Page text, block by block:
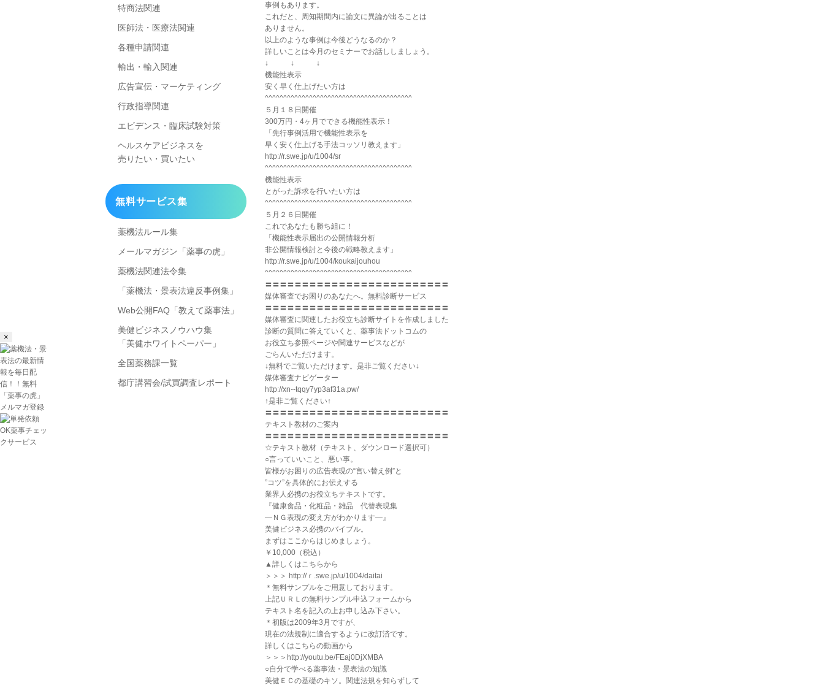
×
事例もあります。
これだと、周知期間内に論文に異論が出ることは
ありません。
以上のような事例は今後どうなるのか？
詳しいことは今月のセミナーでお話ししましょう。
↓ ↓ ↓
機能性表示
安く早く仕上げたい方は
^^^^^^^^^^^^^^^^^^^^^^^^^^^^^^^^^^^^^^^^
５月１８日開催
300万円・4ヶ月でできる機能性表示！
「先行事例活用で機能性表示を
早く安く仕上げる手法コッソリ教えます」
http://r.swe.jp/u/1004/sr
^^^^^^^^^^^^^^^^^^^^^^^^^^^^^^^^^^^^^^^^
機能性表示
とがった訴求を行いたい方は
^^^^^^^^^^^^^^^^^^^^^^^^^^^^^^^^^^^^^^^^
５月２６日開催
これであなたも勝ち組に！
「機能性表示届出の公開情報分析
非公開情報検討と今後の戦略教えます」
http://r.swe.jp/u/1004/koukaijouhou
^^^^^^^^^^^^^^^^^^^^^^^^^^^^^^^^^^^^^^^^
〓〓〓〓〓〓〓〓〓〓〓〓〓〓〓〓〓〓〓〓〓〓〓〓〓
媒体審査でお困りのあなたへ。無料診断サービス
〓〓〓〓〓〓〓〓〓〓〓〓〓〓〓〓〓〓〓〓〓〓〓〓〓
媒体審査に関連したお役立ち診断サイトを作成しました
診断の質問に答えていくと、薬事法ドットコムの
お役立ち参照ページや関連サービスなどが
ごらんいただけます。
↓無料でご覧いただけます。是非ご覧ください↓
媒体審査ナビゲーター
http://xn--tqqy7yp3af31a.pw/
↑是非ご覧ください↑
〓〓〓〓〓〓〓〓〓〓〓〓〓〓〓〓〓〓〓〓〓〓〓〓〓
テキスト教材のご案内
〓〓〓〓〓〓〓〓〓〓〓〓〓〓〓〓〓〓〓〓〓〓〓〓〓
☆テキスト教材（テキスト、ダウンロード選択可）
○言っていいこと、悪い事。
皆様がお困りの広告表現の“言い替え例”と
”コツ”を具体的にお伝えする
業界人必携のお役立ちテキストです。
『健康食品・化粧品・雑品 代替表現集
―ＮＧ表現の変え方がわかります―』
美健ビジネス必携のバイブル。
まずはここからはじめましょう。
￥10,000（税込）
▲詳しくはこちらから
＞＞＞ http://ｒ.swe.jp/u/1004/daitai
＊無料サンプルをご用意しております。
上記ＵＲＬの無料サンプル申込フォームから
テキスト名を記入の上お申し込み下さい。
＊初版は2009年3月ですが、
現在の法規制に適合するように改訂済です。
詳しくはこちらの動画から
＞＞＞http://youtu.be/FEaj0DjXMBA
○自分で学べる薬事法・景表法の知識
美健ＥＣの基礎のキソ。関連法規を知らずして
特商法関連
医師法・医療法関連
各種申請関連
輸出・輸入関連
広告宣伝・マーケティング
行政指導関連
エビデンス・臨床試験対策
ヘルスケアビジネスを
売りたい・買いたい
無料サービス集
薬機法ルール集
メールマガジン「薬事の虎」
薬機法関連法令集
「薬機法・景表法違反事例集」
Web公開FAQ「教えて薬事法」
美健ビジネスノウハウ集
「美健ホワイトペーパー」
全国薬務課一覧
都庁講習会/試買調査レポート